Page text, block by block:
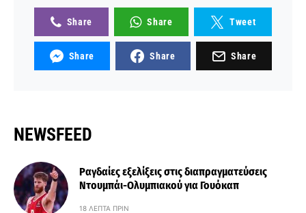
Share Share Tweet
Share Share Share
NEWSFEED
Ραγδαίες εξελίξεις στις διαπραγματεύσεις
Ντουμπάι-Ολυμπιακού για Γουόκαπ
18 ΛΕΠΤΆ ΠΡΙΝ